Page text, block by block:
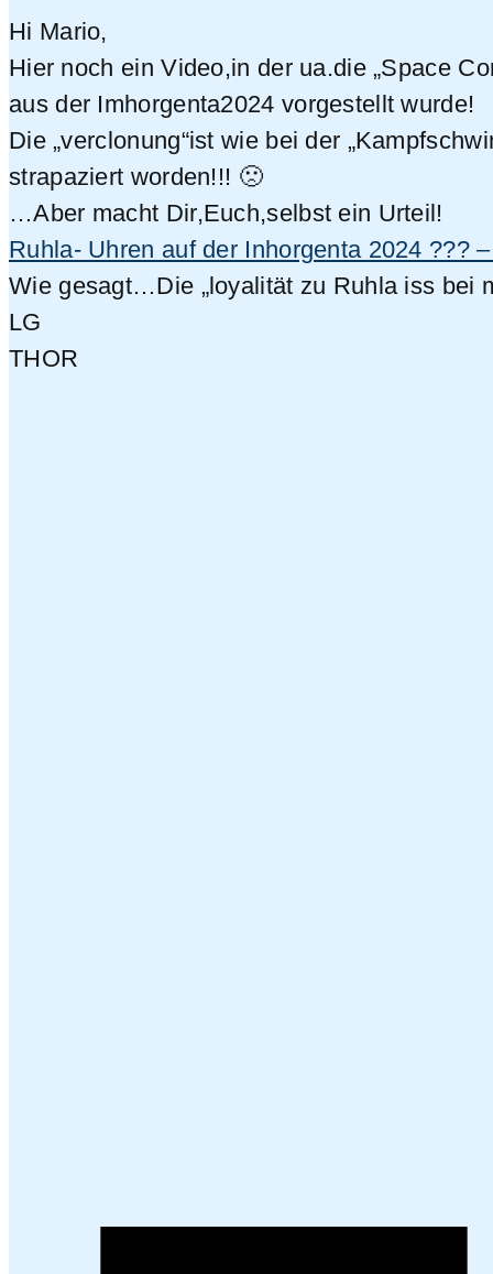
Hi Mario,
Hier noch ein Video,in der ua.die „Space
aus der Imhorgenta2024 vorgestellt wurde!
Die „verclonung“ist wie bei der
strapaziert worden!!! 🙁
…Aber macht Dir,Euch,selbst ein Urteil!
Ruhla- Uhren auf der Inhorgenta 2024 ???
Wie gesagt…Die „loyalität zu Ruhla iss bei
LG
THOR